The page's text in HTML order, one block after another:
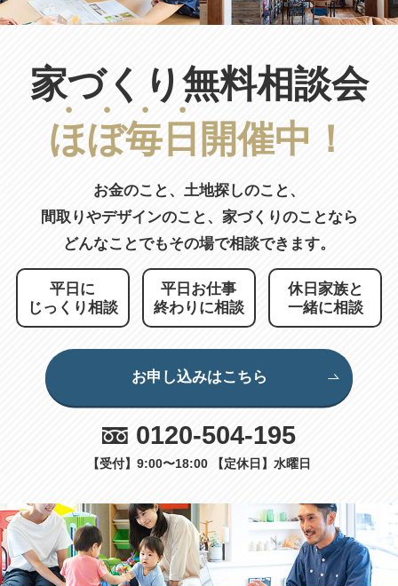
家づくり無料相談会
ほぼ毎 日 開催中！
お金のこと、土地探しのこと、
間取りやデザインのこと、 家づくりのことなら
どんなことでもその場で相談できます。
平日に
じっくり相談
平日お仕事
終わりに相談
休日家族と
一緒に相談
お申し込みはこちら
0120-504-195
【受付】9:00〜18:00 【定休日】水曜日